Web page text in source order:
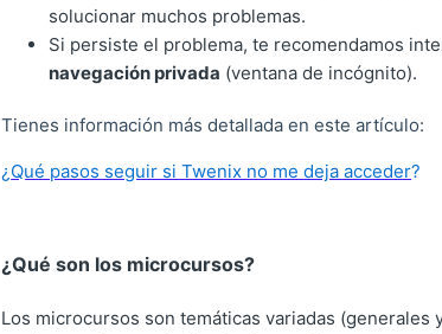
solucionar muchos problemas.
Si persiste el problema, te recomendamos
navegación privada (ventana de incógnito).
Tienes información más detallada en este artículo:
¿ Qué pasos seguir si Twenix no me deja acceder?
¿Qué son los microcursos?
Los microcursos son temáticas variadas